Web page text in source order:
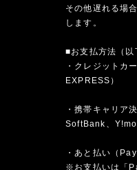
その他遅れる場
します。
■お支払方法（以
・クレジットカ
EXPRESS）
・携帯キャリア
SoftBank、
・あと払い（
※お支払いは「